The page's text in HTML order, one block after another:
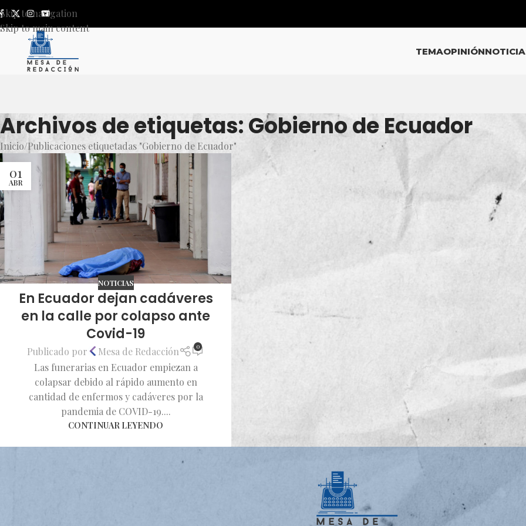
Skip to navigation
Skip to main content
TEMAOPINIÓN
Archivos de etiquetas: Gobierno de Ecuador
Inicio Publicaciones etiquetadas "Gobierno de Ecuador"
01
ABR
NOTICIAS
En Ecuador dejan cadáveres
en la calle por colapso ante
Covid-19
Publicado por Mesa de Redacción 0
Las funerarias en Ecuador empiezan a
colapsar debido al rápido aumento en
cantidad de enfermos y cadáveres por la
pandemia de COVID-19....
CONTINUAR LEYENDO